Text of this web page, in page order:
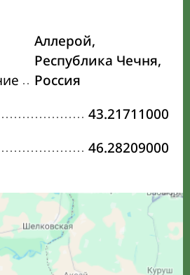
Аллерой,
Республика Чечня,
Россия
43.21711000
46.28209000